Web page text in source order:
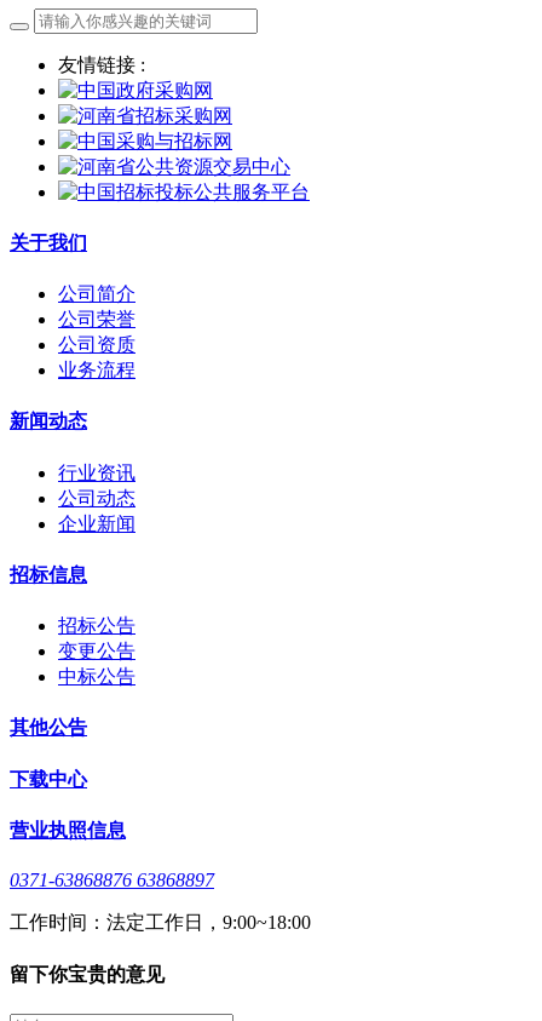
友情链接 :
关于我们
公司简介
公司荣誉
公司资质
业务流程
新闻动态
行业资讯
公司动态
企业新闻
招标信息
招标公告
变更公告
中标公告
其他公告
下载中心
营业执照信息
0371-63868876 63868897
工作时间：法定工作日，9:00~18:00
留下你宝贵的意见